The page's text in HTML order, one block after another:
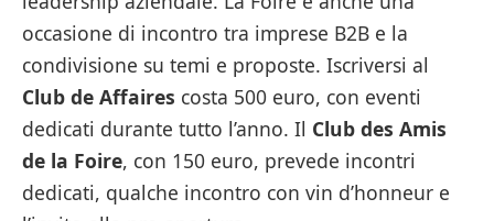
occasione di incontro tra imprese B2B e la
condivisione su temi e proposte. Iscriversi al
Club de Affaires costa 500 euro, con eventi
dedicati durante tutto l’anno. Il Club des Amis
de la Foire, con 150 euro, prevede incontri
dedicati, qualche incontro con vin d’honneur e